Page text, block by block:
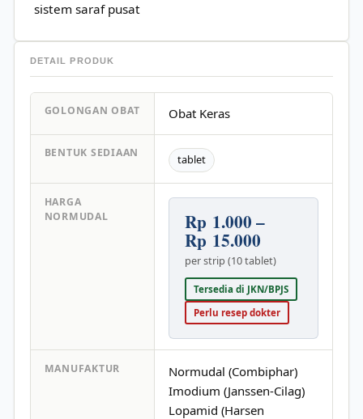
sistem saraf pusat
DETAIL PRODUK
GOLONGAN OBAT Obat Keras
BENTUK SEDIAAN tablet
HARGA
NORMUDAL
Rp 1.000 –
Rp 15.000
per strip (10 tablet)
Tersedia di JKN/BPJS
Perlu resep dokter
MANUFAKTUR
Normudal (Combiphar)
Imodium (Janssen-Cilag)
Lopamid (Harsen